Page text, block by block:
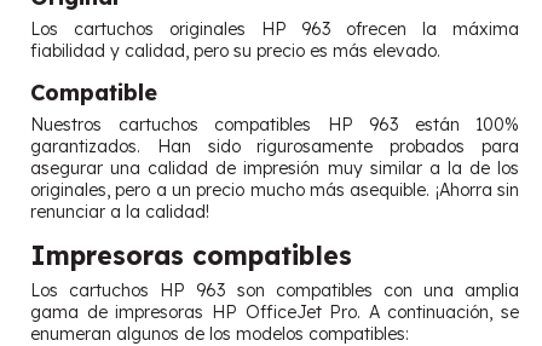
Los cartuchos originales HP 963 ofrecen la máxima
fiabilidad y calidad, pero su precio es más elevado.
Compatible
Nuestros cartuchos compatibles HP 963 están 100%
garantizados. Han sido rigurosamente probados para
asegurar una calidad de impresión muy similar a la de los
originales, pero a un precio mucho más asequible. ¡Ahorra sin
renunciar a la calidad!
Impresoras compatibles
Los cartuchos HP 963 son compatibles con una amplia
gama de impresoras HP OfficeJet Pro. A continuación, se
enumeran algunos de los modelos compatibles: